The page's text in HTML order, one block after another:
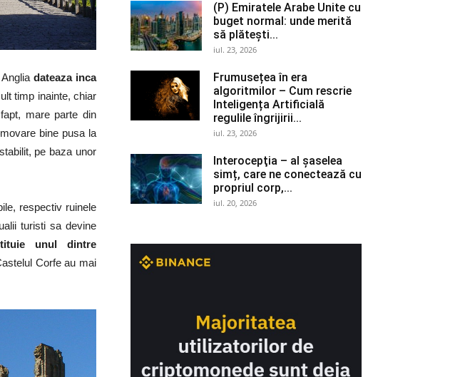
Angliadateaza inca
timp inainte, chiar
mare parte din
bine pusa la
pe baza unor
respectiv ruinele
turisti sa devine
unul dintre
Corfe au mai
(P) Emiratele Arabe Unite cu
buget normal: unde merită
să plătești...
iul. 23, 2026
Frumusețea în era
algoritmilor – Cum rescrie
Inteligența Artificială
regulile îngrijirii...
iul. 23, 2026
Interocepţia – al șaselea
simț, care ne conectează cu
propriul corp,...
iul. 20, 2026